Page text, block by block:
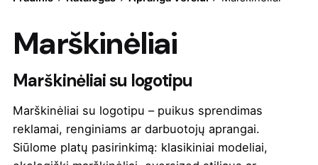
Marškinėliai
Marškinėliai su logotipu
Marškinėliai su logotipu – puikus sprendimas
reklamai, renginiams ar darbuotojų aprangai.
Siūlome platų pasirinkimą: klasikiniai modeliai,